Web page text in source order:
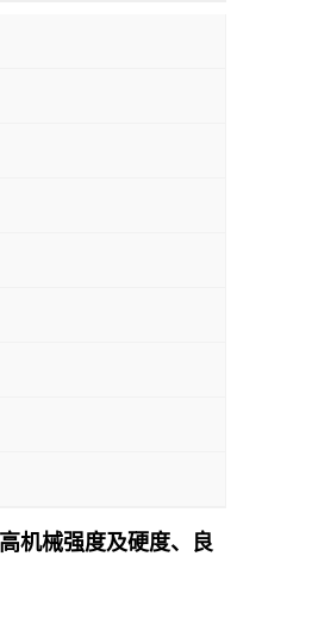
机械强度及硬度、良